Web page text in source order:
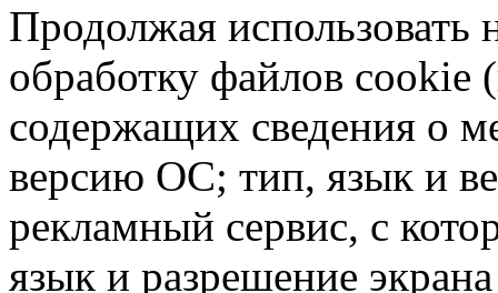
Продолжая использовать
обработку файлов cookie
содержащих сведения о
версию ОС; тип, язык и
рекламный сервис, с
язык и разрешение